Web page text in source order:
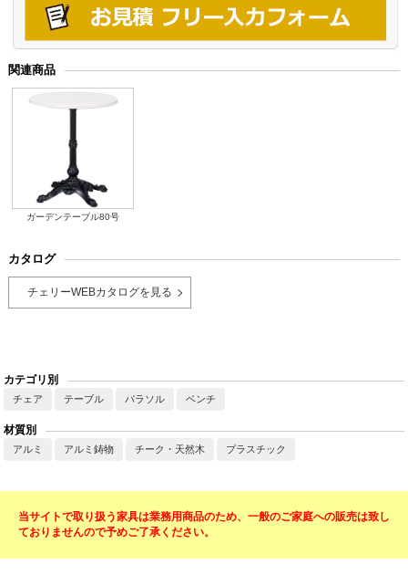
関連商品
ガーデンテーブル80号
カタログ
チェリーWEBカタログを見る
カテゴリ別
チェア テーブル パラソル ベンチ
材質別
アルミ アルミ鋳物 チーク・天然木 プラスチック
当サイトで取り扱う家具は業務用商品のため、一般のご家庭への販売は致し
ておりませんので予めご了承ください。